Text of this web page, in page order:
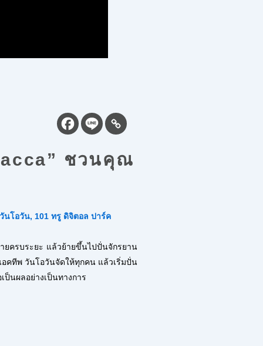
ชวนคุณ
นโอวัน, 101 ทรู ดิจิตอล ปาร์ค
ยครบระยะ แล้วย้ายขึ้นไปปั่นจักรยาน
อคทีพ วันโอวันจัดให้ทุกคน แล้วเริ่มปั่น
ป็นผลอย่างเป็นทางการ